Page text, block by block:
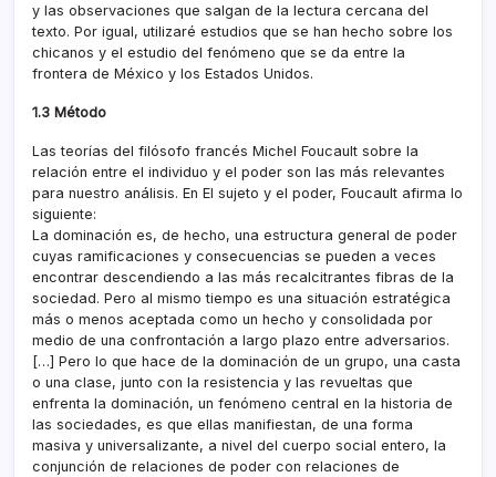
y las observaciones que salgan de la lectura cercana del
texto. Por igual, utilizaré estudios que se han hecho sobre los
chicanos y el estudio del fenómeno que se da entre la
frontera de México y los Estados Unidos.
1.3 Método
Las teorí­as del filósofo francés Michel Foucault sobre la
relación entre el individuo y el poder son las más relevantes
para nuestro análisis. En El sujeto y el poder, Foucault afirma lo
siguiente:
La dominación es, de hecho, una estructura general de poder
cuyas ramificaciones y consecuencias se pueden a veces
encontrar descendiendo a las más recalcitrantes fibras de la
sociedad. Pero al mismo tiempo es una situación estratégica
más o menos aceptada como un hecho y consolidada por
medio de una confrontación a largo plazo entre adversarios.
[…] Pero lo que hace de la dominación de un grupo, una casta
o una clase, junto con la resistencia y las revueltas que
enfrenta la dominación, un fenómeno central en la historia de
las sociedades, es que ellas manifiestan, de una forma
masiva y universalizante, a nivel del cuerpo social entero, la
conjunción de relaciones de poder con relaciones de